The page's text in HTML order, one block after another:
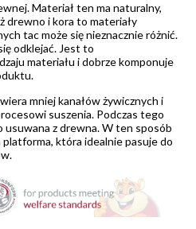
Materiał ten ma naturalny,
drewno i kora to materiały
tac może się nieznacznie różnić.
odklejać. Jest to
materiału i dobrze komponuje
mniej kanałów żywicznych i
suszenia. Podczas tego
z drewna. W ten sposób
która idealnie pasuje do